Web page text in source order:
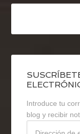
Introduce tu
blog y recibir